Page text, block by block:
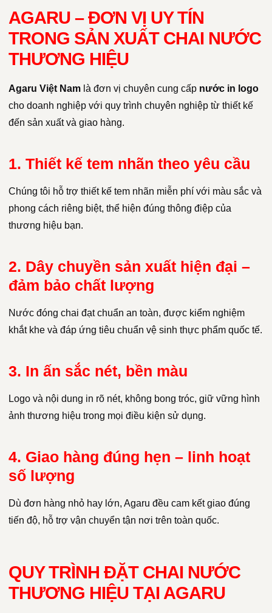
AGARU – ĐƠN VỊ UY TÍN
TRONG SẢN XUẤT CHAI NƯỚC
THƯƠNG HIỆU
Agaru Việt Nam là đơn vị chuyên cung cấp nước in logo
cho doanh nghiệp với quy trình chuyên nghiệp từ thiết kế
đến sản xuất và giao hàng.
1. Thiết kế tem nhãn theo yêu cầu
Chúng tôi hỗ trợ thiết kế tem nhãn miễn phí với màu sắc và
phong cách riêng biệt, thể hiện đúng thông điệp của
thương hiệu bạn.
2. Dây chuyền sản xuất hiện đại –
đảm bảo chất lượng
Nước đóng chai đạt chuẩn an toàn, được kiểm nghiệm
khắt khe và đáp ứng tiêu chuẩn vệ sinh thực phẩm quốc tế.
3. In ấn sắc nét, bền màu
Logo và nội dung in rõ nét, không bong tróc, giữ vững hình
ảnh thương hiệu trong mọi điều kiện sử dụng.
4. Giao hàng đúng hẹn – linh hoạt
số lượng
Dù đơn hàng nhỏ hay lớn, Agaru đều cam kết giao đúng
tiến độ, hỗ trợ vận chuyển tận nơi trên toàn quốc.
QUY TRÌNH ĐẶT CHAI NƯỚC
THƯƠNG HIỆU TẠI AGARU